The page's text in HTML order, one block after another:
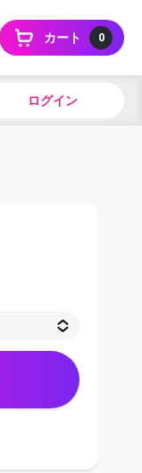
0
カート
ログイン